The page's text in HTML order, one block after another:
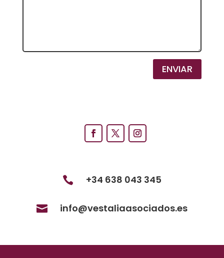
ENVIAR
 +34 638 043 345
 info@vestaliaasociados.es